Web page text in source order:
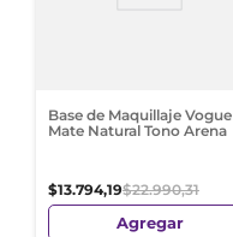
Base de Maquillaje Vogue
Mate Natural Tono Arena
$13.794,19$22.990,31
Agregar